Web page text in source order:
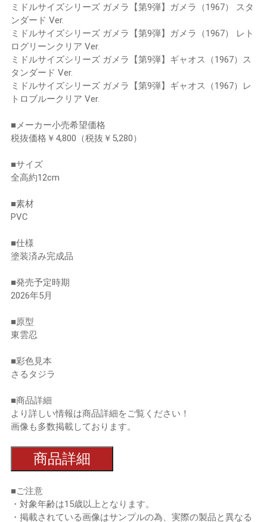
ミドルサイズシリーズ ガメラ【第9弾】ガメラ（1967） スタ
ンダード Ver.
ミドルサイズシリーズ ガメラ【第9弾】ガメラ（1967） レト
ログリーンクリア Ver.
ミドルサイズシリーズ ガメラ【第9弾】ギャオス（1967）ス
タンダード Ver.
ミドルサイズシリーズ ガメラ【第9弾】ギャオス（1967）レ
トロブルークリア Ver.
■メーカー小売希望価格
税抜価格￥4,800（税抜￥5,280）
■サイズ
全高約12cm
■素材
PVC
■仕様
塗装済み完成品
■発売予定時期
2026年5月
■原型
東雲忍
■彩色見本
さるタジラ
■商品詳細
より詳しい情報は商品詳細をご覧ください！
画像も多数掲載しております。
商品詳細
■ご注意
・対象年齢は15歳以上となります。
・掲載されている画像はサンプルの為、実際の製品と異なる